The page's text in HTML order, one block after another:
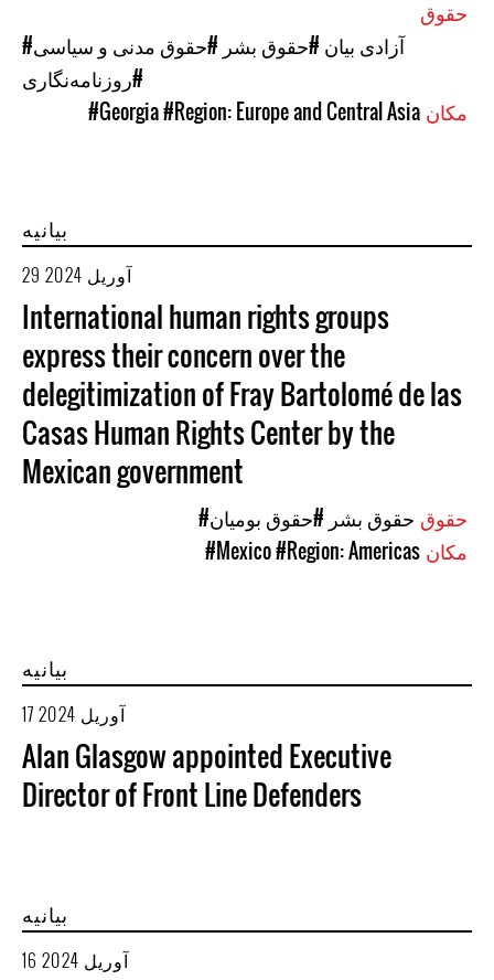
#آزادی بیان #حقوق بشر #حقوق مدنی و سیاسی
#روزنامه‌نگاری
#Georgia#Region: Europe and Central Asia
بیانیه
29 آوریل 2024
International human rights groups
express their concern over the
delegitimization of Fray Bartolomé de las
Casas Human Rights Center by the
Mexican government
#حقوق بشر #حقوق بومیان
#Mexico#Region: Americas
بیانیه
17 آوریل 2024
Alan Glasgow appointed Executive
Director of Front Line Defenders
بیانیه
16 آوریل 2024